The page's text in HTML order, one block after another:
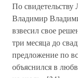
По
Владимир
взвесил свое
три месяца до
предложение по
объяснился в